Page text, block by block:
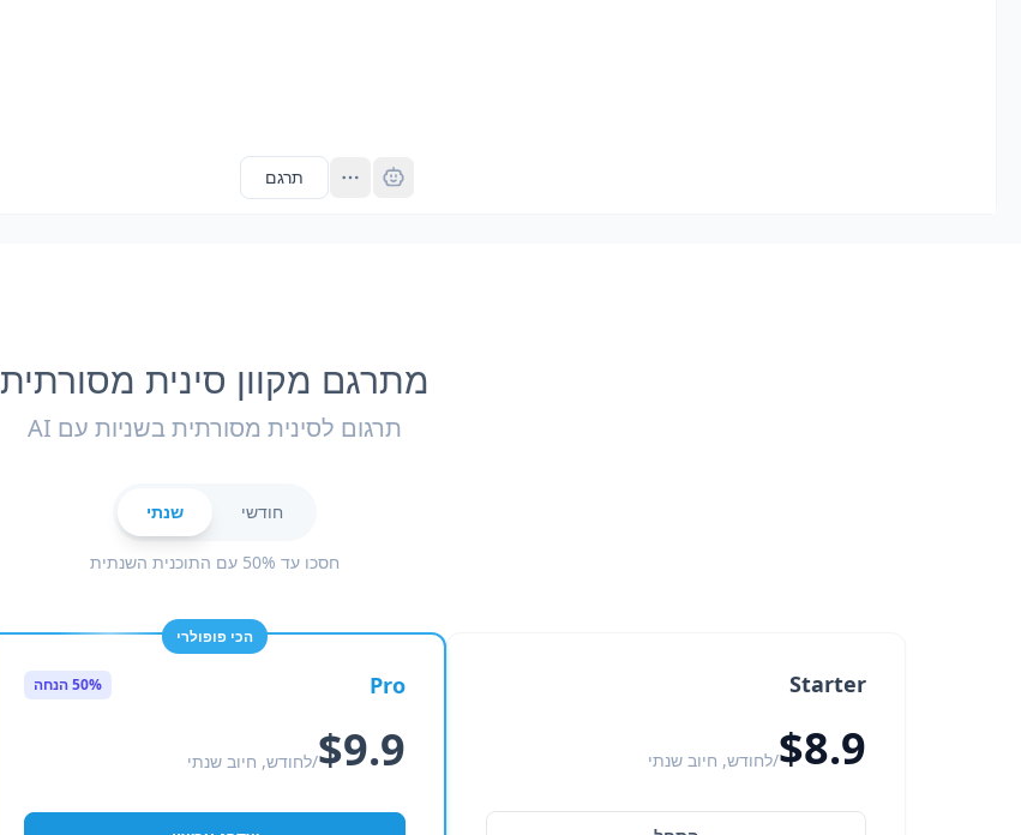
תרגם
מתרגם מקוון סינית מסורתית
תרגום לסינית מסורתית בשניות עם AI
חודשי שנתי
חסכו עד 50% עם התוכנית השנתית
Starter
$8.9/לחודש, חיוב שנתי
הכי פופולרי
Pro 50% הנחה
$9.9/לחודש, חיוב שנתי